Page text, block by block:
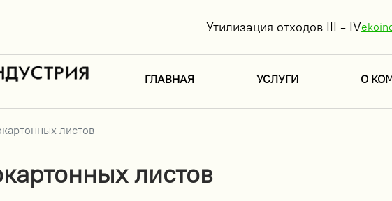
Утилизация отходов III - IV
ГЛАВНАЯ УСЛУГИ О
листов
листов